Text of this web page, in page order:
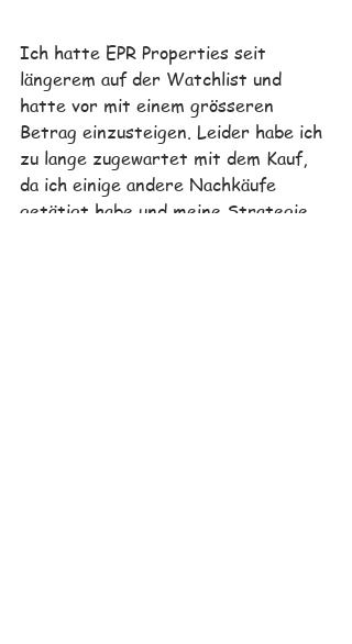
Ich hatte EPR Properties seit
längerem auf der Watchlist und
hatte vor mit einem grösseren
Betrag einzusteigen. Leider habe ich
zu lange zugewartet mit dem Kauf,
da ich einige andere Nachkäufe
getätigt habe und meine Strategie